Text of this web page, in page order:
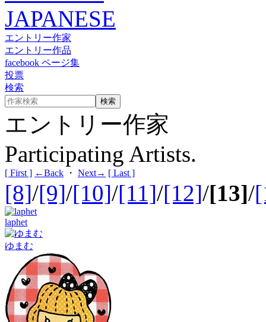
JAPANESE
エントリー作家
エントリー作品
facebook ページ集
投票
検索
エントリー作家
Participating Artists.
[ First ] ←Back ・ Next→ [ Last ]
[8]/[9]/[10]/[11]/[12]/[13]/
laphet
ゆまむ